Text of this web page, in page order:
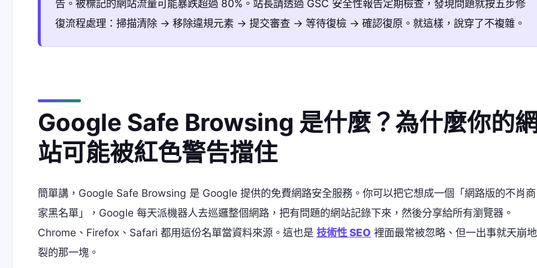
告。被標記的網站流量可能暴跌超過 80%。站長請透過 GSC 安全性報告定期檢查，發現問題就按五步修
復流程處理：掃描清除 → 移除違規元素 → 提交審查 → 等待復檢 → 確認復原。就這樣，說穿了不複雜。
Google Safe Browsing 是什麼？為什麼你的
站可能被紅色警告擋住
簡單講，Google Safe Browsing 是 Google 提供的免費網路安全服務。你可以把它想成一個「網路版的不肖商
家黑名單」，Google 每天派機器人去巡邏整個網路，把有問題的網站記錄下來，然後分享給所有瀏覽器。
Chrome、Firefox、Safari 都用這份名單當資料來源。這也是 技術性 SEO 裡面最常被忽略、但一出事就天崩地
裂的那一塊。